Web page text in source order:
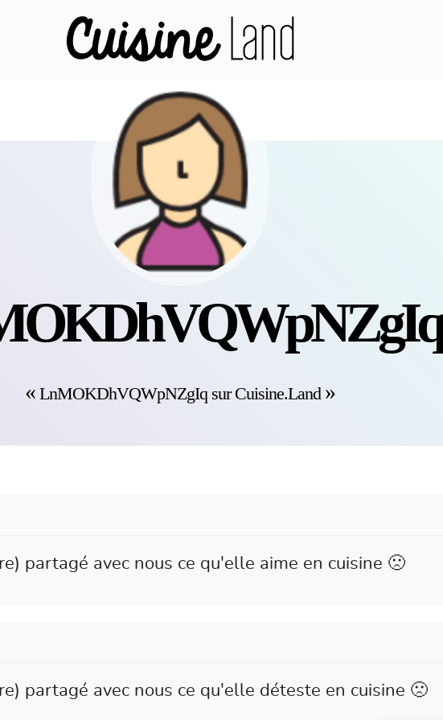
LnMOKDhVQWpNZgIq sur Cuisine.Land
partagé avec nous ce qu'elle aime en cuisine 🙁
partagé avec nous ce qu'elle déteste en cuisine 🙁